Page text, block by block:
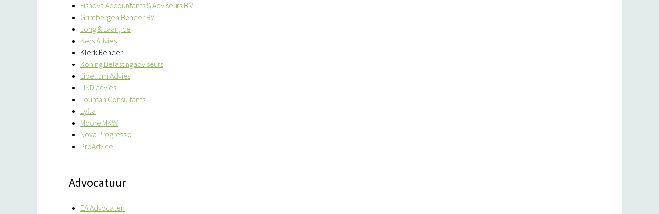
Fisnova Accountants & Adviseurs B.V.
Grimbergen Beheer BV
Jong & Laan, de
Kers Advies
Klerk Beheer
Koning Belastingadviseurs
Libellum Advies
LIND advies
Louman Consultants
Lyfta
Moore MKW
Nova Progressio
ProAdvice
Advocatuur
EA Advocaten